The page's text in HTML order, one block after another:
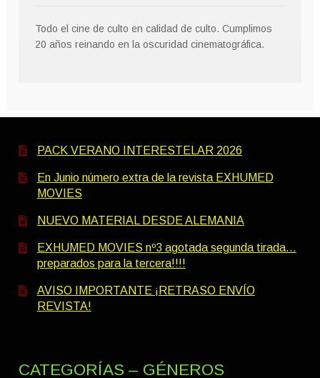
Todo el cine de culto en calidad de culto. Cumplimos
20 años reinando en la oscuridad cinematográfica.
PACK VERANO INTERESTELAR 2026
En Junio número extra de la revista EXHUMED
MOVIES
NUEVO MATERIAL DESDE ALEMANIA
EXHUMED MOVIES nº3 agotada segunda tirada…
preparados para la tercera!!!!
AVISO IMPORTANTE ¡RETRASO ENVÍO
REVISTA!
CATEGORÍAS – GÉNEROS